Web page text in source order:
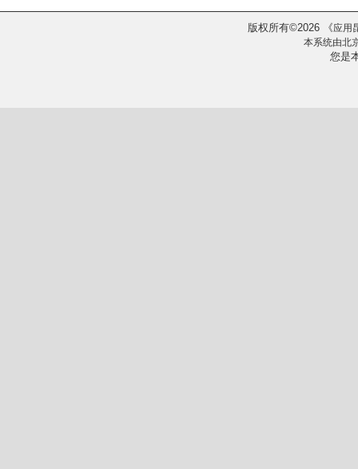
版权所有©2026 《应用
本系统由北
您是